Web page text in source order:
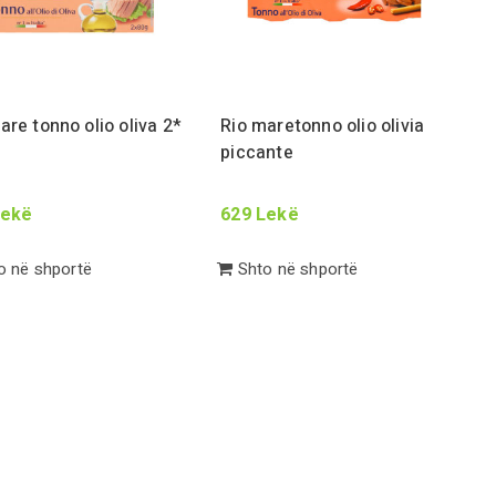
tonno olio oliva 2*
në shportë
Rio maretonno olio olivia
piccante
629Lekë
Shto në shportë